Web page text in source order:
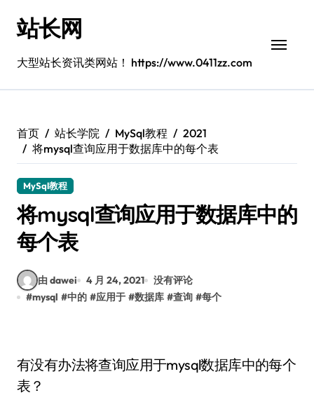
站长网
大型站长资讯类网站！ https://www.0411zz.com
首页 站长学院 MySql教程
2021
将mysql查询应用于数据库中的每个表
MySql教程
将mysql查询应用于数据库中的
每个表
由 dawei 4 月 24, 2021
没有评论
#mysql #中的 #应用于 #数据库 #查询 #每个
有没有办法将查询应用于mysql数据库中的每个
表？